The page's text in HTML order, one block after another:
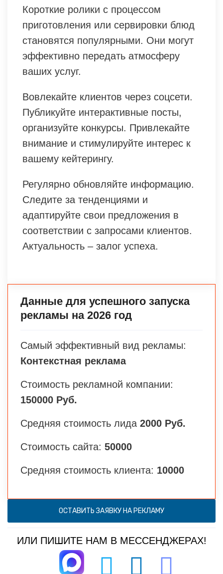
Короткие ролики с процессом
приготовления или сервировки блюд
становятся популярными. Они могут
эффективно передать атмосферу
ваших услуг.
Вовлекайте клиентов через соцсети.
Публикуйте интерактивные посты,
организуйте конкурсы. Привлекайте
внимание и стимулируйте интерес к
вашему кейтерингу.
Регулярно обновляйте информацию.
Следите за тенденциями и
адаптируйте свои предложения в
соответствии с запросами клиентов.
Актуальность – залог успеха.
Данные для успешного запуска
рекламы на 2026 год
Самый эффективный вид рекламы:
Контекстная реклама
Стоимость рекламной компании:
150000 Руб.
Средняя стоимость лида 2000 Руб.
Стоимость сайта: 50000
Средняя стоимость клиента: 10000
ОСТАВИТЬ ЗАЯВКУ НА РЕКЛАМУ
ИЛИ ПИШИТЕ НАМ В МЕССЕНДЖЕРАХ!